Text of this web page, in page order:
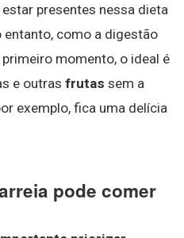
presentes nessa dieta
entanto, como a digestão
momento, o ideal é
e outras frutas sem a
exemplo, fica uma delícia
pode comer